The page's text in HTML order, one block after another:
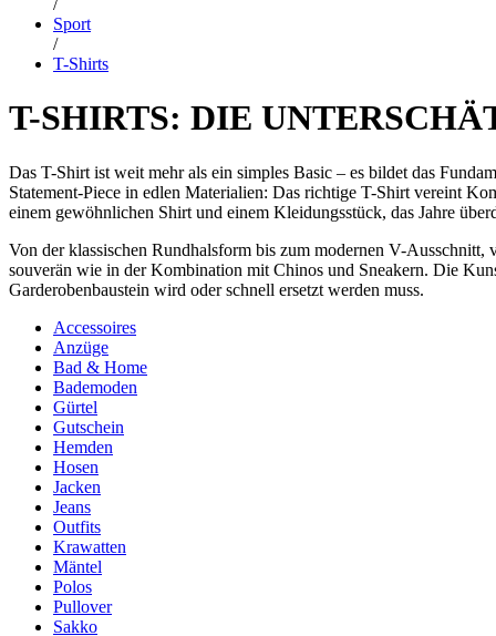
/
Sport
/
T-Shirts
T-SHIRTS: DIE
Das T-Shirt ist weit mehr als ein simples Basic – es bildet das
Statement-Piece in edlen Materialien: Das richtige T-Shirt vereint
einem gewöhnlichen Shirt und einem Kleidungsstück, das Jahre
Von der klassischen Rundhalsform bis zum modernen V-
souverän wie in der Kombination mit Chinos und Sneakern. Die
Garderobenbaustein wird oder schnell ersetzt werden muss.
Accessoires
Anzüge
Bad & Home
Bademoden
Gürtel
Gutschein
Hemden
Hosen
Jacken
Jeans
Outfits
Krawatten
Mäntel
Polos
Pullover
Sakko